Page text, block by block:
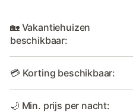
🏡 Vakantiehuizen
beschikbaar:
💳 Korting beschikbaar:
🌙 Min. prijs per nacht: